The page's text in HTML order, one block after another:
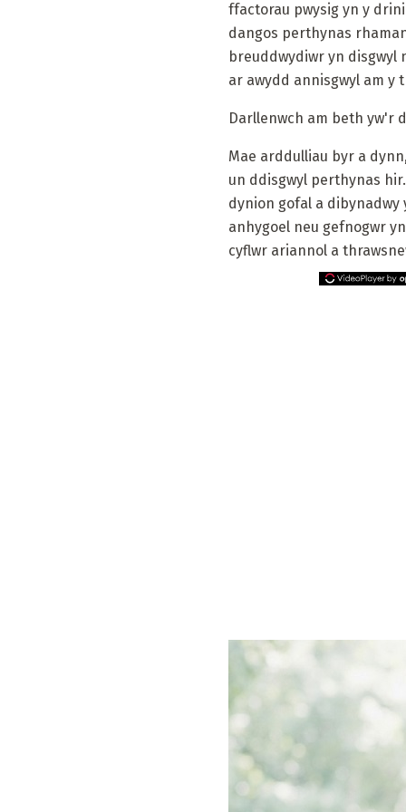
ffactorau pwysig yn y
dangos perthynas
breuddwydiwr yn disgwyl
ar awydd annisgwyl am
Darllenwch am beth yw'r
Mae arddulliau byr a
un ddisgwyl perthynas
dynion gofal a
anhygoel neu gefnogwr
cyflwr ariannol a